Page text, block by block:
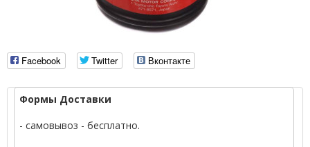
Facebook Twitter Вконтакте
Формы Доставки
- самовывоз - бесплатно.